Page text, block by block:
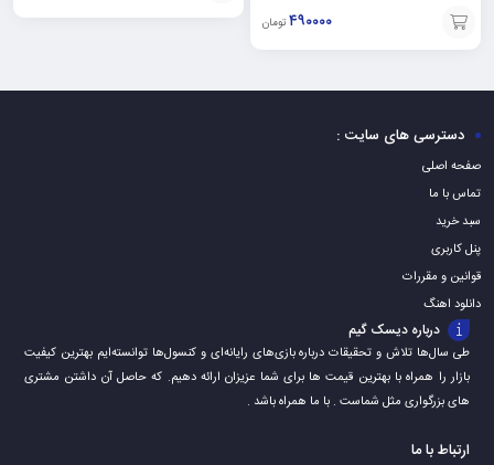
۴۹۰۰۰۰ تومان
افزودن
به
افزودن
سبد
دسترسی های سایت :
صفحه اصلی
تماس با ما
سبد خرید
پنل کاربری
قوانین و مقررات
دانلود اهنگ
درباره دیسک گیم
طی سال‌ها تلاش و تحقیقات درباره بازی‌های رایانه‌ای و کنسول‌ها توانسته‌ایم بهترین کیفیت
بازار را همراه با بهترین قیمت ها برای شما عزیزان ارائه دهیم. که حاصل آن داشتن مشتری
های بزرگواری مثل شماست . با ما همراه باشد .
ارتباط با ما